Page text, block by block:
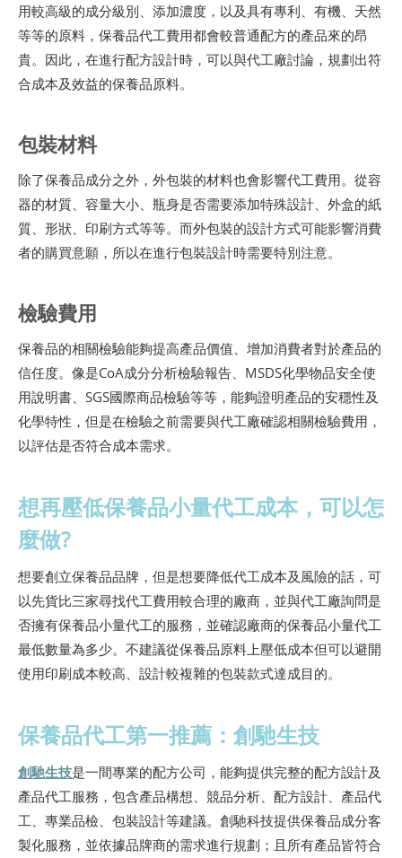
用較高級的成分級別、添加濃度，以及具有專利、有機、天然
等等的原料，保養品代工費用都會較普通配方的產品來的昂
貴。因此，在進行配方設計時，可以與代工廠討論，規劃出符
合成本及效益的保養品原料。
包裝材料
除了保養品成分之外，外包裝的材料也會影響代工費用。從容
器的材質、容量大小、瓶身是否需要添加特殊設計、外盒的紙
質、形狀、印刷方式等等。而外包裝的設計方式可能影響消費
者的購買意願，所以在進行包裝設計時需要特別注意。
檢驗費用
保養品的相關檢驗能夠提高產品價值、增加消費者對於產品的
信任度。像是CoA成分分析檢驗報告、MSDS化學物品安全使
用說明書、SGS國際商品檢驗等等，能夠證明產品的安穩性及
化學特性，但是在檢驗之前需要與代工廠確認相關檢驗費用，
以評估是否符合成本需求。
想再壓低保養品小量代工成本，可以怎
麼做?
想要創立保養品品牌，但是想要降低代工成本及風險的話，可
以先貨比三家尋找代工費用較合理的廠商，並與代工廠詢問是
否擁有保養品小量代工的服務，並確認廠商的保養品小量代工
最低數量為多少。不建議從保養品原料上壓低成本但可以避開
使用印刷成本較高、設計較複雜的包裝款式達成目的。
保養品代工第一推薦：創馳生技
創馳生技是一間專業的配方公司，能夠提供完整的配方設計及
產品代工服務，包含產品構想、競品分析、配方設計、產品代
工、專業品檢、包裝設計等建議。創馳科技提供保養品成分客
製化服務，並依據品牌商的需求進行規劃；且所有產品皆符合